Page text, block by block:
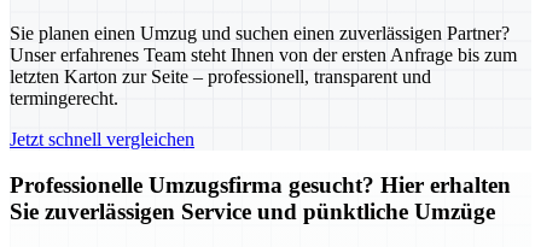
Sie planen einen Umzug und suchen einen zuverlässigen Partner?
Unser erfahrenes Team steht Ihnen von der ersten Anfrage bis zum
letzten Karton zur Seite – professionell, transparent und
termingerecht.
Jetzt schnell vergleichen
Professionelle Umzugsfirma gesucht? Hier erhalten
Sie zuverlässigen Service und pünktliche Umzüge